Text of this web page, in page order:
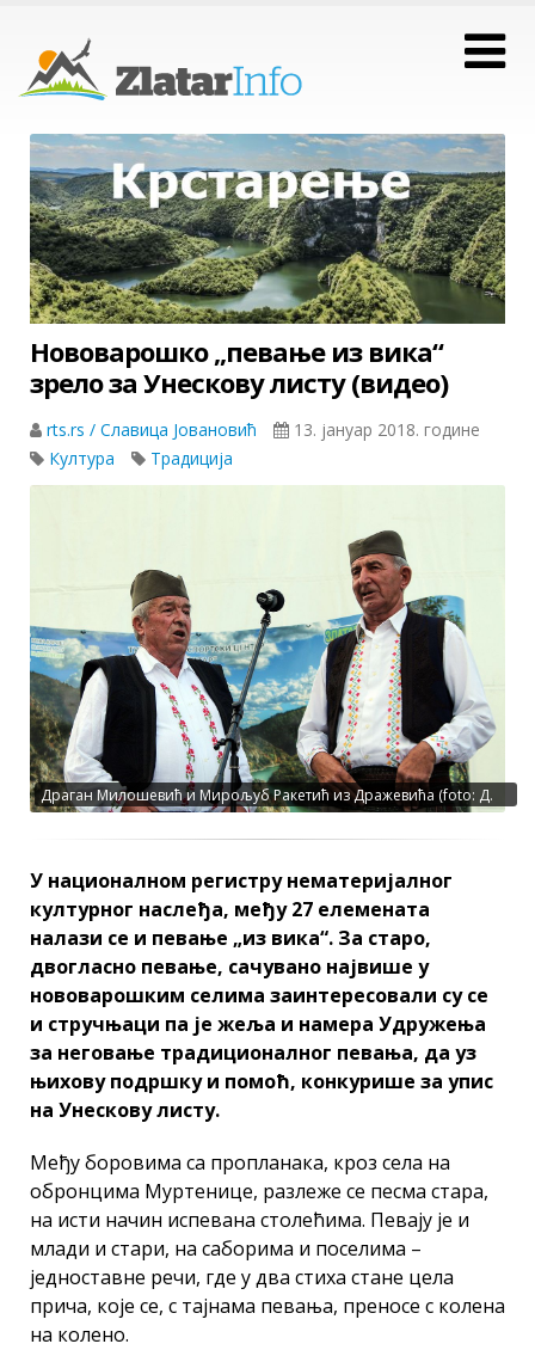
Нововарошко „певање из вика“
зрело за Унескову листу (видео)
rts.rs / Славица Јовановић
13. јануар 2018. године
Култура
Традиција
Драган Милошевић и Мирољуб Ракетић из Дражевића (foto: Д.
У националном регистру нематеријалног
културног наслеђа, међу 27 елемената
налази се и певање „из вика“. За старо,
двогласно певање, сачувано највише у
нововарошким селима заинтересовали су се
и стручњаци па је жеља и намера Удружења
за неговање традиционалног певања, да уз
њихову подршку и помоћ, конкурише за упис
на Унескову листу.
Међу боровима са пропланака, кроз села на
обронцима Муртенице, разлеже се песма стара,
на исти начин испевана столећима. Певају је и
млади и стари, на саборима и поселима –
једноставне речи, где у два стиха стане цела
прича, које се, с тајнама певања, преносе с колена
на колено.